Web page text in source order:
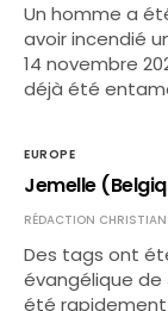
Un homme a
avoir incendié
14 novembre
déjà été
EUROPE
Jemelle
RÉDACTION
Des tags ont
évangélique de
été